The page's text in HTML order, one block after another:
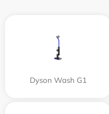
Dyson Wash G1